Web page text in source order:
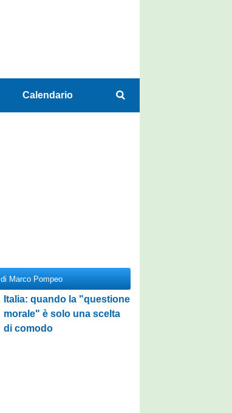
Calendario
di Marco Pompeo
Italia: quando la "questione
morale" è solo una scelta
di comodo